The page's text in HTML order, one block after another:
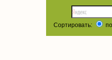
Сортировать: